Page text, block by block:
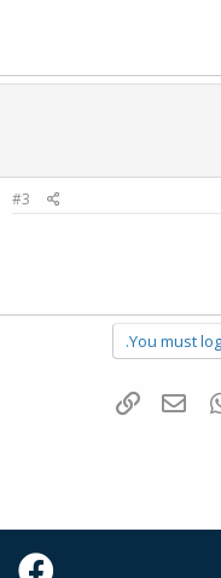
#3
You must
WhatsAppדואר אלקטרוני